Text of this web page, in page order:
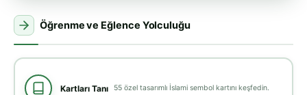
Öğrenme ve Eğlence Yolculuğu
Kartları Tanı 55 özel tasarımlı İslami sembol kartını keşfedin.